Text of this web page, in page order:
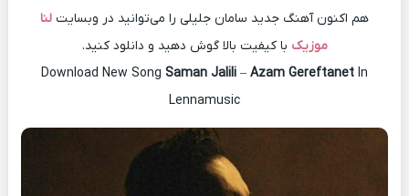
هم اکنون آهنگ جدید سامان جلیلی را می‌توانید در وبسایت لنا
موزیک با کیفیت بالا گوش دهید و دانلود کنید.
Download New Song Saman Jalili – Azam Gereftanet In
Lennamusic